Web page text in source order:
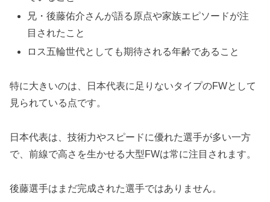
兄・後藤佑介さんが語る原点や家族エピソードが注
目されたこと
ロス五輪世代としても期待される年齢であること
特に大きいのは、日本代表に足りないタイプのFWとして
見られている点です。
日本代表は、技術力やスピードに優れた選手が多い一方
で、前線で高さを生かせる大型FWは常に注目されます。
後藤選手はまだ完成された選手ではありません。